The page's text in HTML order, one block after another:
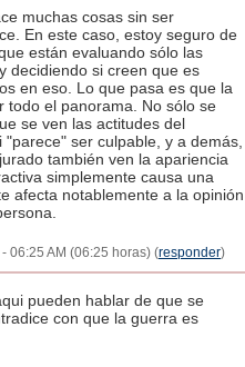
muchas cosas sin ser
En este caso, estoy seguro de
están evaluando sólo las
decidiendo si creen que es
en eso. Lo que pasa es que la
todo el panorama. No sólo se
se ven las actitudes del
ser culpable, y a demás,
también ven la apariencia
simplemente causa una
afecta notablemente a la opinión
06:25 AM (06:25 horas) (responder)
pueden hablar de que se
con que la guerra es